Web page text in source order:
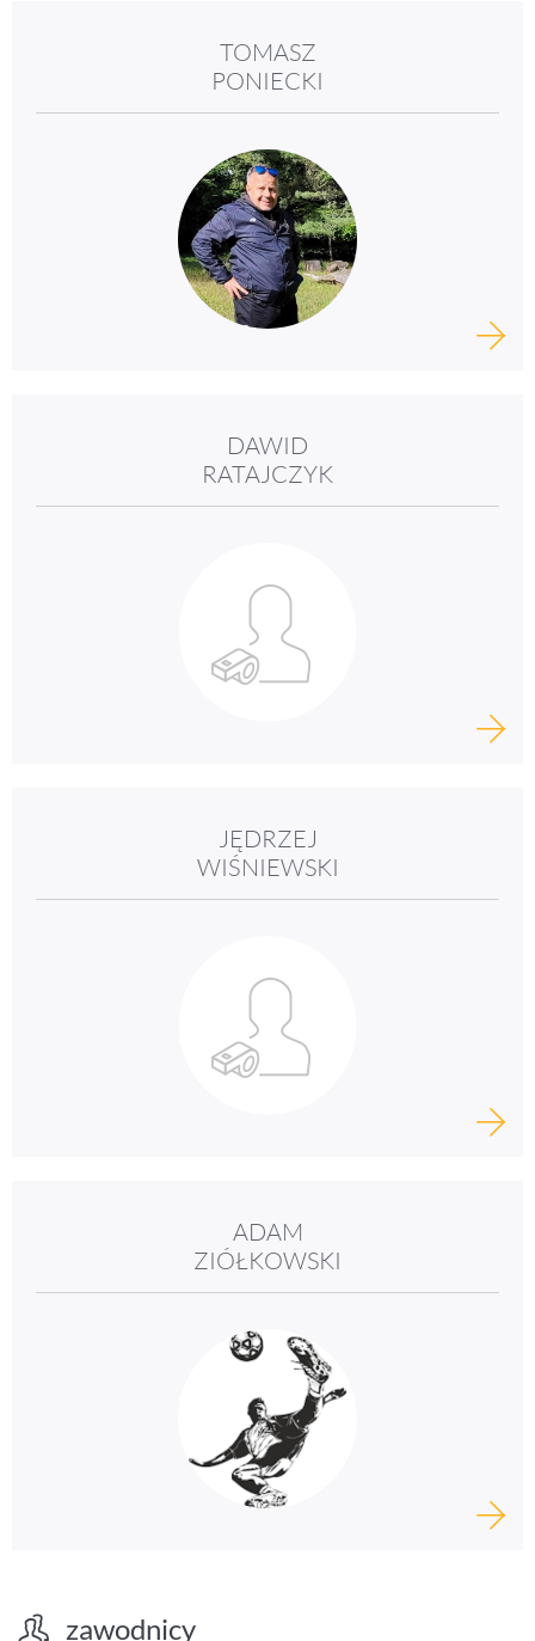
TOMASZ
PONIECKI
DAWID
RATAJCZYK
JĘDRZEJ
WIŚNIEWSKI
ADAM
ZIÓŁKOWSKI
zawodnicy